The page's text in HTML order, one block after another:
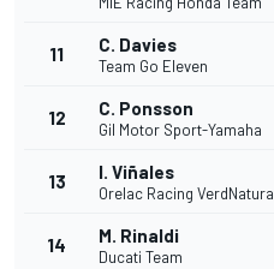
11 C. Davies
Team Go Eleven
12 C. Ponsson
Gil Motor Sport-Yamaha
13 I. Viñales
Orelac Racing VerdNatura
14 M. Rinaldi
Ducati Team